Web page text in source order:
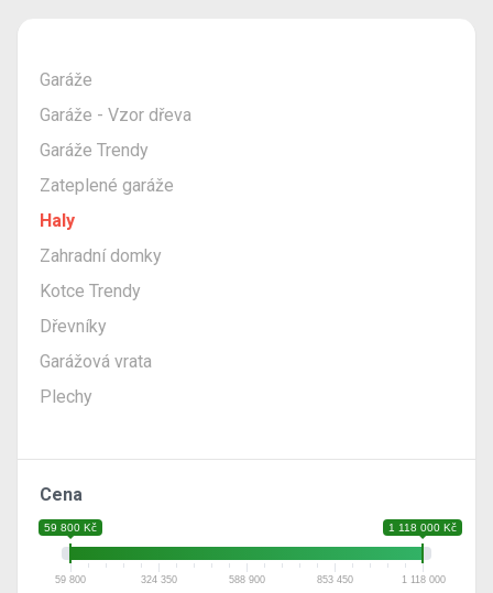
Garáže
Garáže - Vzor dřeva
Garáže Trendy
Zateplené garáže
Haly
Zahradní domky
Kotce Trendy
Dřevníky
Garážová vrata
Plechy
Cena
59 800 Kč 1 118 000 Kč
59 800 324 350 588 900 853 450 1 118 000